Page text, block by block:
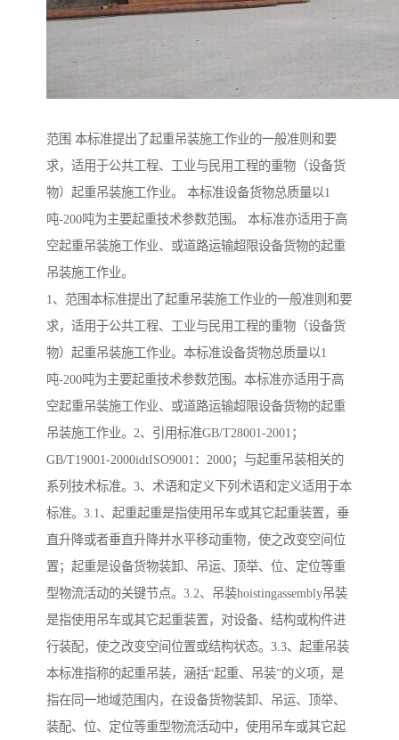
范围 本标准提出了起重吊装施工作业的一般准则和要
求，适用于公共工程、工业与民用工程的重物（设备货
物）起重吊装施工作业。 本标准设备货物总质量以1
吨-200吨为主要起重技术参数范围。 本标准亦适用于高
空起重吊装施工作业、或道路运输超限设备货物的起重
吊装施工作业。
1、范围本标准提出了起重吊装施工作业的一般准则和要
求，适用于公共工程、工业与民用工程的重物（设备货
物）起重吊装施工作业。本标准设备货物总质量以1
吨-200吨为主要起重技术参数范围。本标准亦适用于高
空起重吊装施工作业、或道路运输超限设备货物的起重
吊装施工作业。2、引用标准GB/T28001-2001；
GB/T19001-2000idtISO9001：2000；与起重吊装相关的
系列技术标准。3、术语和定义下列术语和定义适用于本
标准。3.1、起重起重是指使用吊车或其它起重装置，垂
直升降或者垂直升降并水平移动重物，使之改变空间位
置；起重是设备货物装卸、吊运、顶举、位、定位等重
型物流活动的关键节点。3.2、吊装hoistingassembly吊装
是指使用吊车或其它起重装置，对设备、结构或构件进
行装配，使之改变空间位置或结构状态。3.3、起重吊装
本标准指称的起重吊装，涵括“起重、吊装”的义项，是
指在同一地域范围内，在设备货物装卸、吊运、顶举、
装配、位、定位等重型物流活动中，使用吊车或其它起